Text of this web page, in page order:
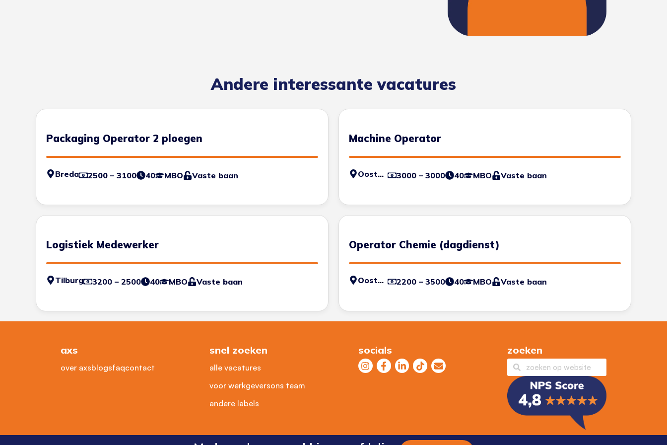
Andere interessante vacatures
Packaging Operator 2 ploegen
Breda 2500 – 3100 40 MBO Vaste baan
Machine Operator
Oosterhout 3000 – 3000 40 MBO Vaste baan
Logistiek Medewerker
Tilburg 3200 – 2500 40 MBO Vaste baan
Operator Chemie (dagdienst)
Oosterhout 2200 – 3500 40 MBO Vaste baan
axs
over axsblogsfaqcontact
snel zoeken
alle vacatures
voor werkgeversons team
andere labels
socials zoeken